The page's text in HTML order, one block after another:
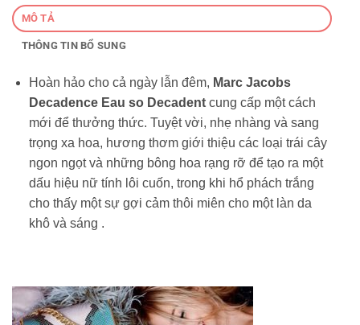
MÔ TẢ
THÔNG TIN BỔ SUNG
Hoàn hảo cho cả ngày lẫn đêm, Marc Jacobs
Decadence Eau so Decadentcung cấp một cách
mới để thưởng thức. Tuyệt vời, nhẹ nhàng và sang
trọng xa hoa, hương thơm giới thiệu các loại trái cây
ngon ngọt và những bông hoa rạng rỡ để tạo ra một
dấu hiệu nữ tính lôi cuốn, trong khi hổ phách trắng
cho thấy một sự gợi cảm thôi miên cho một làn da
khô và sáng .